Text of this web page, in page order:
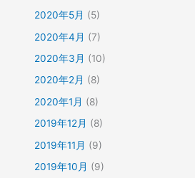
2020年5月 (5)
2020年4月 (7)
2020年3月 (10)
2020年2月 (8)
2020年1月 (8)
2019年12月 (8)
2019年11月 (9)
2019年10月 (9)